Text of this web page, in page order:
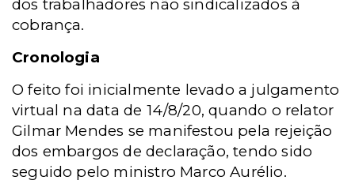
dos trabalhadores não sindicalizados à
cobrança.
Cronologia
O feito foi inicialmente levado a julgamento
virtual na data de 14/8/20, quando o relator
Gilmar Mendes se manifestou pela rejeição
dos embargos de declaração, tendo sido
seguido pelo ministro Marco Aurélio.